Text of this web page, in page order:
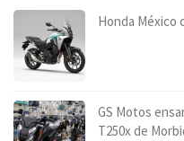
Honda México
GS Motos
T250x de